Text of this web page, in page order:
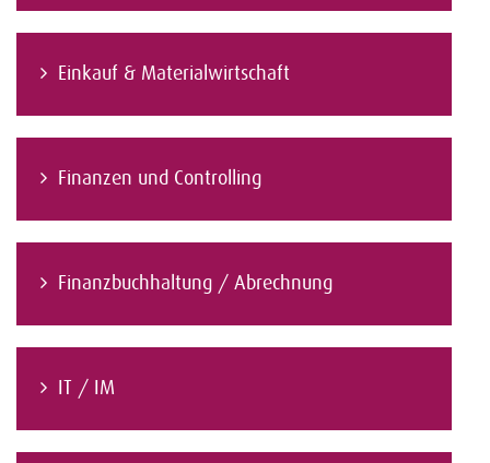
Einkauf & Materialwirtschaft
Finanzen und Controlling
Finanzbuchhaltung / Abrechnung
IT / IM